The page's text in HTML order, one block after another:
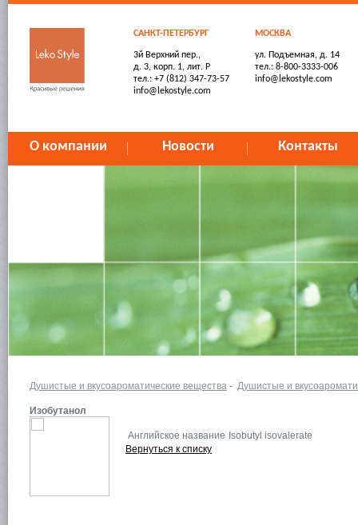
САНКТ-ПЕТЕРБУРГ
3й Верхний пер.,
д. 3, корп. 1, лит. Р
тел.: +7 (812) 347-73-57
info@lekostyle.com
МОСКВА
ул. Подъемная, д. 14
тел.: 8-800-3333-006
info@lekostyle.com
О компании Новости Контакты
Душистые и вкусоароматические вещества - Душистые и
Изобутанол
Английское название Isobutyl isovalerate
Вернуться к списку